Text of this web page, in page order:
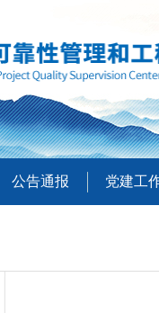
公告通报 党建工